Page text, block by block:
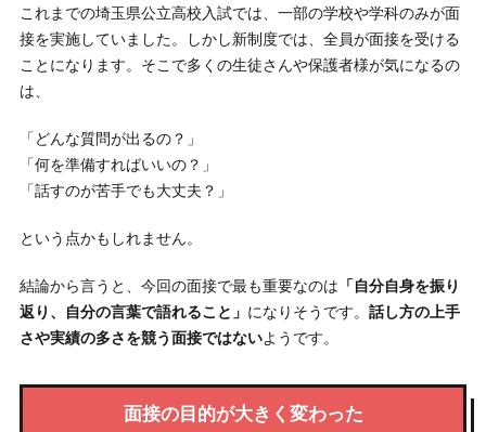
これまでの埼玉県公立高校入試では、一部の学校や学科のみが面
接を実施していました。しかし新制度では、全員が面接を受ける
ことになります。そこで多くの生徒さんや保護者様が気になるの
は、
「どんな質問が出るの？」
「何を準備すればいいの？」
「話すのが苦手でも大丈夫？」
という点かもしれません。
結論から言うと、今回の面接で最も重要なのは 「自分自身を振り
返り、自分の言葉で語れること」 になりそうです。 話し方の上手
さや実績の多さを競う面接ではないようです。
面接の目的が大きく変わった